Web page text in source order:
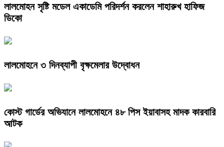
লালমোহন সৃষ্টি মডেল একাডেমি পরিদর্শন করলেন শাহারুখ হাফিজ
ডিকো
লালমোহনে ৩ দিনব্যাপী বৃক্ষমেলার উদ্বোধন
কোস্ট গার্ডের অভিযানে লালমোহনে ৪৮ পিস ইয়াবাসহ মাদক কারবারি
আটক